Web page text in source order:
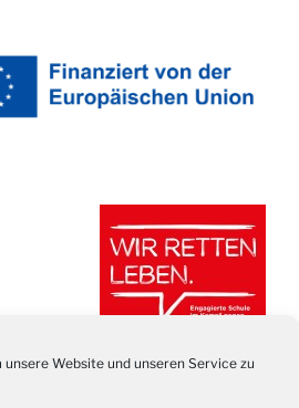
Website und unseren Service zu